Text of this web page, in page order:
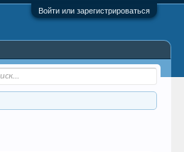
Войти или зарегистрироваться